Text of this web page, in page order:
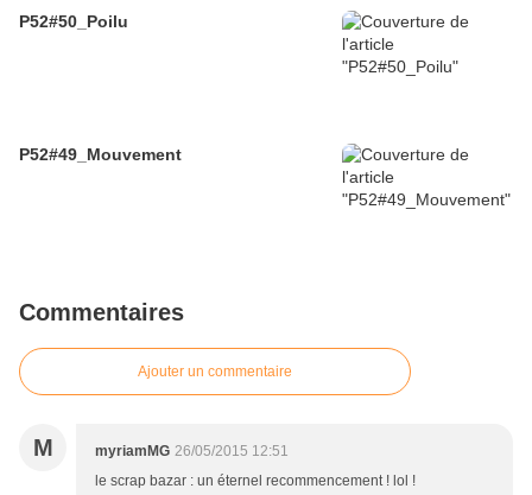
P52#50_Poilu
P52#49_Mouvement
Commentaires
Ajouter un commentaire
M myriamMG 26/05/2015 12:51
le scrap bazar : un éternel recommencement ! lol !